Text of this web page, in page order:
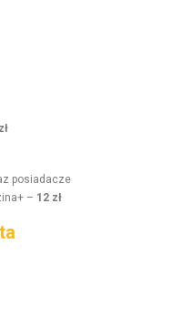
posi­adacze
– 12 zł